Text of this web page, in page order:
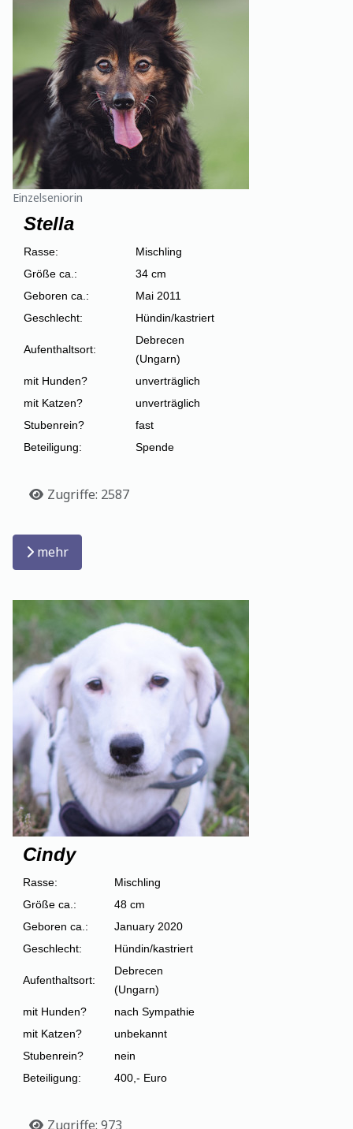
Einzelseniorin
Stella
Rasse:
Mischling
Größe ca.:
34 cm
Geboren ca.:
Mai 2011
Geschlecht:
Hündin/kastriert
Aufenthaltsort:
Debrecen
(Ungarn)
mit Hunden?
unverträglich
mit Katzen?
unverträglich
Stubenrein?
fast
Beteiligung:
Spende
Details
Zugriffe: 2587
mehr
Cindy
Rasse:
Mischling
Größe ca.:
48 cm
Geboren ca.:
January 2020
Geschlecht:
Hündin/kastriert
Aufenthaltsort:
Debrecen
(Ungarn)
mit Hunden?
nach Sympathie
mit Katzen?
unbekannt
Stubenrein?
nein
Beteiligung:
400,- Euro
Details
Zugriffe: 973